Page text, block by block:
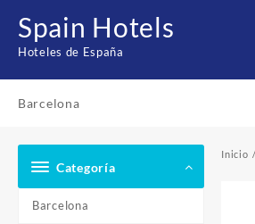
contenido
Spain Hotels
Hoteles de España
Barcelona
Categoría
Barcelona
Inicio